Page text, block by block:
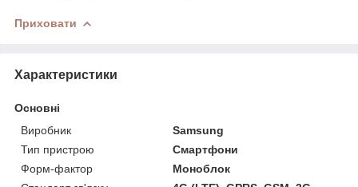
Приховати
Характеристики
Основні
Виробник
Samsung
Тип пристрою
Смартфони
Форм-фактор
Моноблок